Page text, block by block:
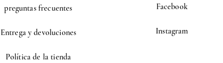
preguntas frecuentes
Entrega y devoluciones
Política de la tienda
Facebook
Instagram